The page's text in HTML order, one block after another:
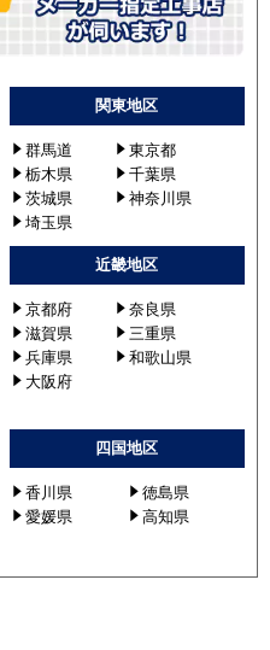
関東地区
群馬道
東京都
栃木県
千葉県
茨城県
神奈川県
埼玉県
近畿地区
京都府
奈良県
滋賀県
三重県
兵庫県
和歌山県
大阪府
四国地区
香川県
徳島県
愛媛県
高知県